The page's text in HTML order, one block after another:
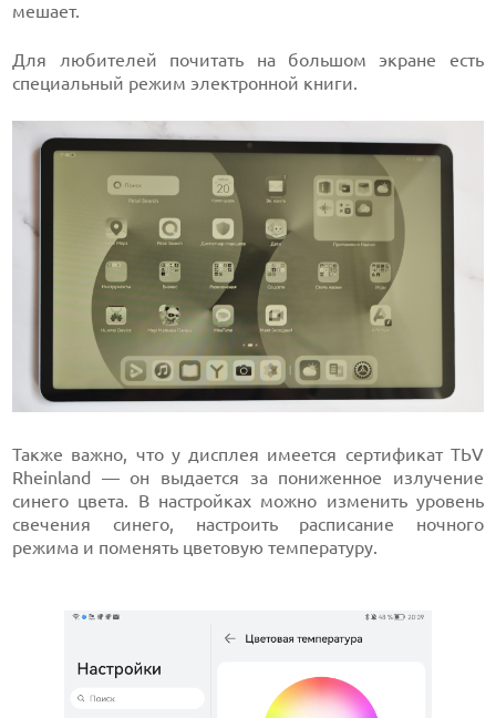
мешает.
Для любителей почитать на большом экране есть
специальный режим электронной книги.
Также важно, что у дисплея имеется сертификат TЬV
Rheinland — он выдается за пониженное излучение
синего цвета. В настройках можно изменить уровень
свечения синего, настроить расписание ночного
режима и поменять цветовую температуру.